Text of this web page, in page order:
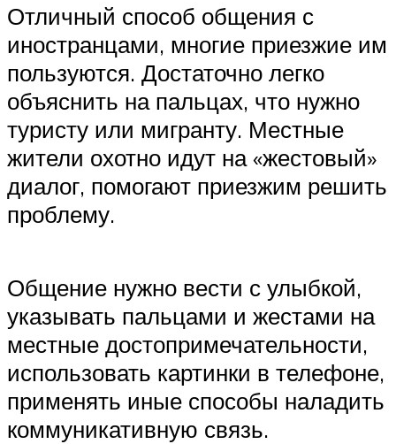
Отличный способ общения с
иностранцами, многие приезжие им
пользуются. Достаточно легко
объяснить на пальцах, что нужно
туристу или мигранту. Местные
жители охотно идут на «жестовый»
диалог, помогают приезжим решить
проблему.
Общение нужно вести с улыбкой,
указывать пальцами и жестами на
местные достопримечательности,
использовать картинки в телефоне,
применять иные способы наладить
коммуникативную связь.